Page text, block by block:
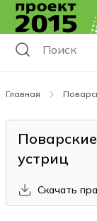
Главная
устриц
Скачать